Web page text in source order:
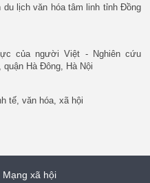
du lịch văn hóa tâm linh tỉnh Đồng
của người Việt - Nghiên cứu
Hà Đông, Hà Nội
tế, văn hóa, xã hội
Mạng xã hội